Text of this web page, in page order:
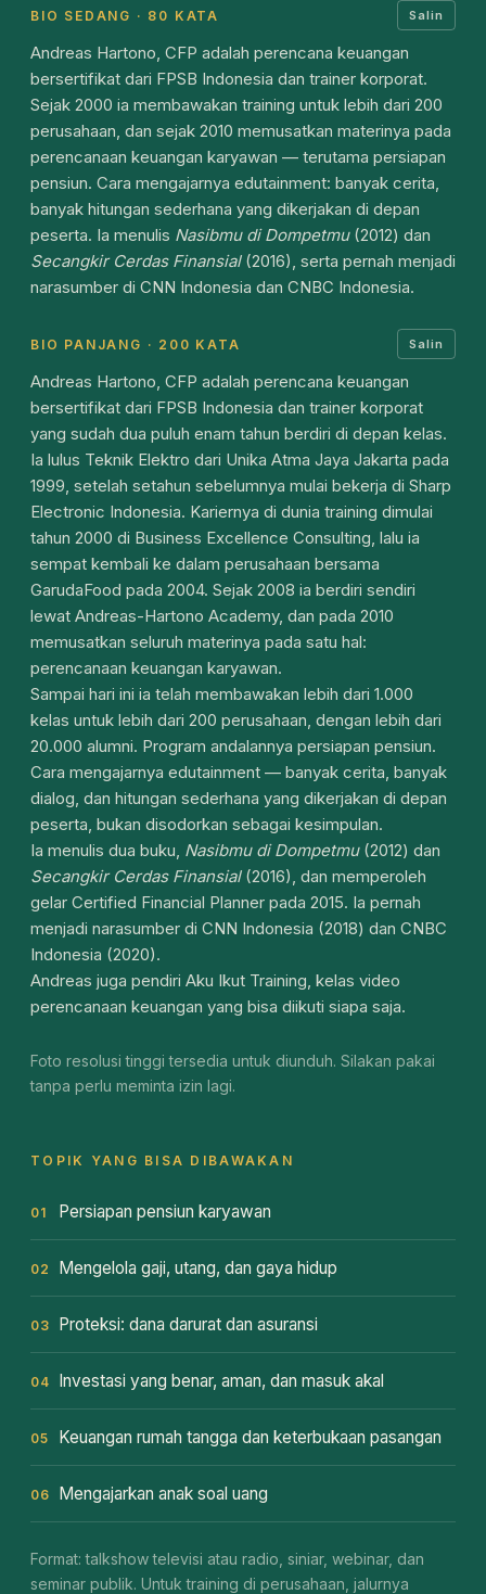
BIO SEDANG · 80 KATA Salin
Andreas Hartono, CFP adalah perencana keuangan
bersertifikat dari FPSB Indonesia dan trainer korporat.
Sejak 2000 ia membawakan training untuk lebih dari 200
perusahaan, dan sejak 2010 memusatkan materinya pada
perencanaan keuangan karyawan — terutama persiapan
pensiun. Cara mengajarnya edutainment: banyak cerita,
banyak hitungan sederhana yang dikerjakan di depan
peserta. Ia menulis Nasibmu di Dompetmu(2012) dan
Secangkir Cerdas Finansial(2016), serta pernah menjadi
narasumber di CNN Indonesia dan CNBC Indonesia.
BIO PANJANG · 200 KATA Salin
Andreas Hartono, CFP adalah perencana keuangan
bersertifikat dari FPSB Indonesia dan trainer korporat
yang sudah dua puluh enam tahun berdiri di depan kelas.
Ia lulus Teknik Elektro dari Unika Atma Jaya Jakarta pada
1999, setelah setahun sebelumnya mulai bekerja di Sharp
Electronic Indonesia. Kariernya di dunia training dimulai
tahun 2000 di Business Excellence Consulting, lalu ia
sempat kembali ke dalam perusahaan bersama
GarudaFood pada 2004. Sejak 2008 ia berdiri sendiri
lewat Andreas-Hartono Academy, dan pada 2010
memusatkan seluruh materinya pada satu hal:
perencanaan keuangan karyawan.
Sampai hari ini ia telah membawakan lebih dari 1.000
kelas untuk lebih dari 200 perusahaan, dengan lebih dari
20.000 alumni. Program andalannya persiapan pensiun.
Cara mengajarnya edutainment — banyak cerita, banyak
dialog, dan hitungan sederhana yang dikerjakan di depan
peserta, bukan disodorkan sebagai kesimpulan.
Ia menulis dua buku, Nasibmu di Dompetmu(2012) dan
Secangkir Cerdas Finansial(2016), dan memperoleh
gelar Certified Financial Planner pada 2015. Ia pernah
menjadi narasumber di CNN Indonesia (2018) dan CNBC
Indonesia (2020).
Andreas juga pendiri Aku Ikut Training, kelas video
perencanaan keuangan yang bisa diikuti siapa saja.
Foto resolusi tinggi tersedia untuk diunduh. Silakan pakai
tanpa perlu meminta izin lagi.
TOPIK YANG BISA DIBAWAKAN
01 Persiapan pensiun karyawan
02 Mengelola gaji, utang, dan gaya hidup
03 Proteksi: dana darurat dan asuransi
04 Investasi yang benar, aman, dan masuk akal
05 Keuangan rumah tangga dan keterbukaan pasangan
06 Mengajarkan anak soal uang
Format: talkshow televisi atau radio, siniar, webinar, dan
seminar publik. Untuk training di perusahaan, jalurnya